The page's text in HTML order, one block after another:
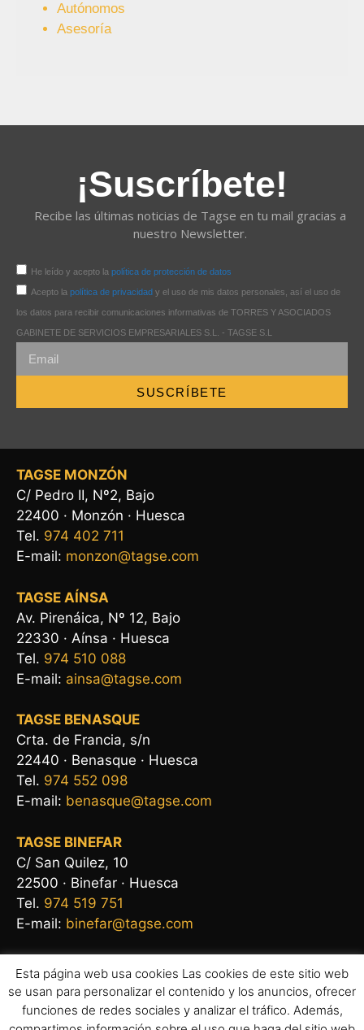
Autónomos
Asesoría
¡Suscríbete!
Recibe las últimas noticias de Tagse en tu mail gracias a
nuestro Newsletter.
He leído y acepto la política de protección de datos
Acepto la política de privacidad y el uso de mis datos personales, así el uso de
los datos para recibir comunicaciones informativas de TORRES Y ASOCIADOS
GABINETE DE SERVICIOS EMPRESARIALES S.L. - TAGSE S.L
SUSCRÍBETE
TAGSE MONZÓN
C/ Pedro II, Nº2, Bajo
22400 · Monzón · Huesca
Tel. 974 402 711
E-mail: monzon@tagse.com
TAGSE AÍNSA
Av. Pirenáica, Nº 12, Bajo
22330 · Aínsa · Huesca
Tel. 974 510 088
E-mail: ainsa@tagse.com
TAGSE BENASQUE
Crta. de Francia, s/n
22440 · Benasque · Huesca
Tel. 974 552 098
E-mail: benasque@tagse.com
TAGSE BINEFAR
C/ San Quilez, 10
22500 · Binefar · Huesca
Tel. 974 519 751
E-mail: binefar@tagse.com
Esta página web usa cookies Las cookies de este sitio web
se usan para personalizar el contenido y los anuncios, ofrecer
funciones de redes sociales y analizar el tráfico. Además,